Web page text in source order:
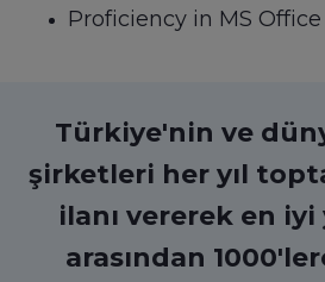
Proficiency in MS Office
Türkiye'nin ve
şirketleri her yıl
ilanı vererek en
arasından